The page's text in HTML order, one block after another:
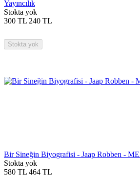
Yayıncılık
Stokta yok
300 TL 240 TL
Stokta yok
Bir Sineğin Biyografisi - Jaap Robben -
Stokta yok
580 TL 464 TL